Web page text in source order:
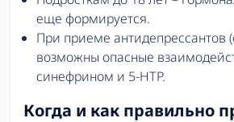
еще формируется.
При приеме
возможны опасные
синефрином и 5-HTP.
Когда и как правильно